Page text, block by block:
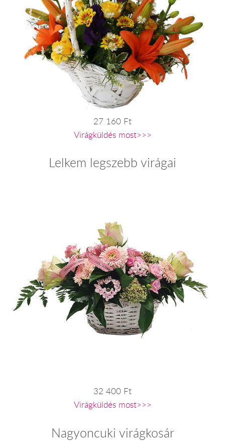
27 160 Ft
Virágküldés most>>>
Lelkem legszebb virágai
32 400 Ft
Virágküldés most>>>
Nagyoncuki virágkosár